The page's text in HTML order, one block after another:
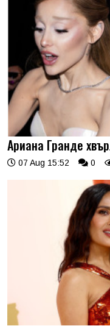
Ариана Гранде
07 Aug 15:52 0